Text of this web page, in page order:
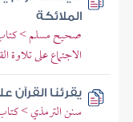
الملائكة
صحيح مسلم > كتاب
الاجتماع على تلاوة
يقرئنا
سنن الترمذي >